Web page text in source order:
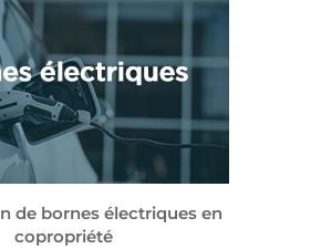
de bornes électriques en
copropriété